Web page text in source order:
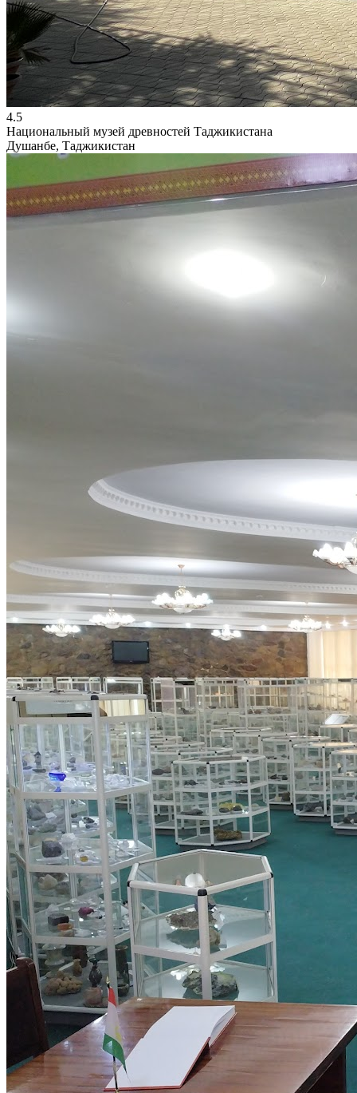
4.5
Национальный музей древностей Таджикистана
Душанбе, Таджикистан